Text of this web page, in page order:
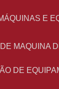
MÁQUINAS E
DE MAQUINA
DE